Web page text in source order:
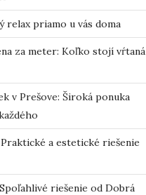
relax priamo u vás doma
za meter: Koľko stojí vŕtaná
v Prešove: Široká ponuka
a estetické riešenie
riešenie od Dobrá